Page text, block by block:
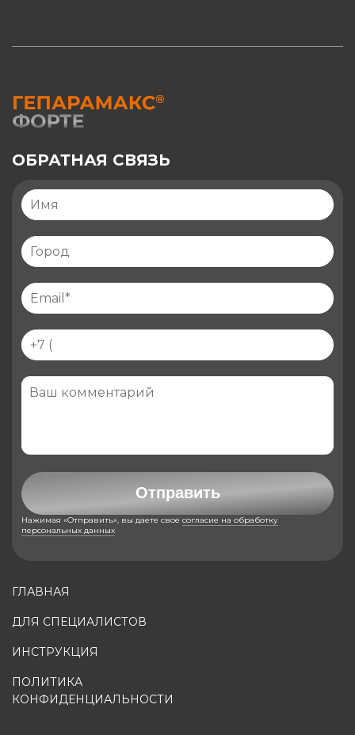
ГЛАВНАЯ
ДЛЯ СПЕЦИАЛИСТОВ
ИНСТРУКЦИЯ
ПОЛИТИКА
КОНФИДЕНЦИАЛЬНОСТИ
ОБРАТНАЯ СВЯЗЬ
Отправить
Нажимая «Отправить», вы даете свое согласие на обработку
персональных данных